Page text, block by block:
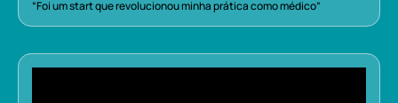
“Foi um start que revolucionou minha prática como médico”